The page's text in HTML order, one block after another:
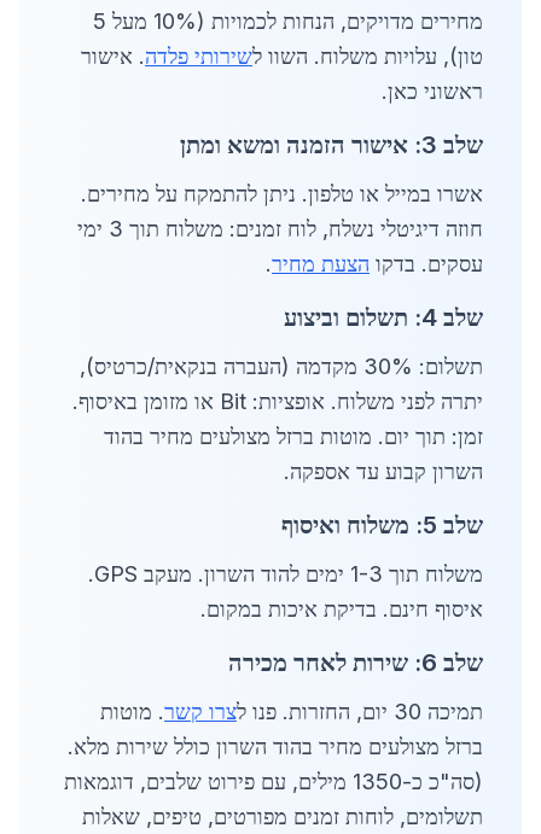
מחירים מדויקים, הנחות לכמויות (10% מעל 5
טון), עלויות משלוח. השוו לשירותי פלדה. אישור
ראשוני כאן.
שלב 3: אישור הזמנה ומשא ומתן
אשרו במייל או טלפון. ניתן להתמקח על מחירים.
חוזה דיגיטלי נשלח, לוח זמנים: משלוח תוך 3 ימי
עסקים. בדקו הצעת מחיר.
שלב 4: תשלום וביצוע
תשלום: 30% מקדמה (העברה בנקאית/כרטיס),
יתרה לפני משלוח. אופציות: Bit או מזומן באיסוף.
זמן: תוך יום. מוטות ברזל מצולעים מחיר בהוד
השרון קבוע עד אספקה.
שלב 5: משלוח ואיסוף
משלוח תוך 1-3 ימים להוד השרון. מעקב GPS.
איסוף חינם. בדיקת איכות במקום.
שלב 6: שירות לאחר מכירה
תמיכה 30 יום, החזרות. פנו ל צרו קשר. מוטות
ברזל מצולעים מחיר בהוד השרון כולל שירות מלא.
(סה"כ כ-1350 מילים, עם פירוט שלבים, דוגמאות
תשלומים, לוחות זמנים מפורטים, טיפים, שאלות